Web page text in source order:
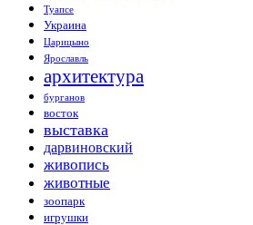
Туапсе
Украина
Царицыно
Ярославль
архитектура
бурганов
восток
выставка
дарвиновский
живопись
животные
зоопарк
игрушки